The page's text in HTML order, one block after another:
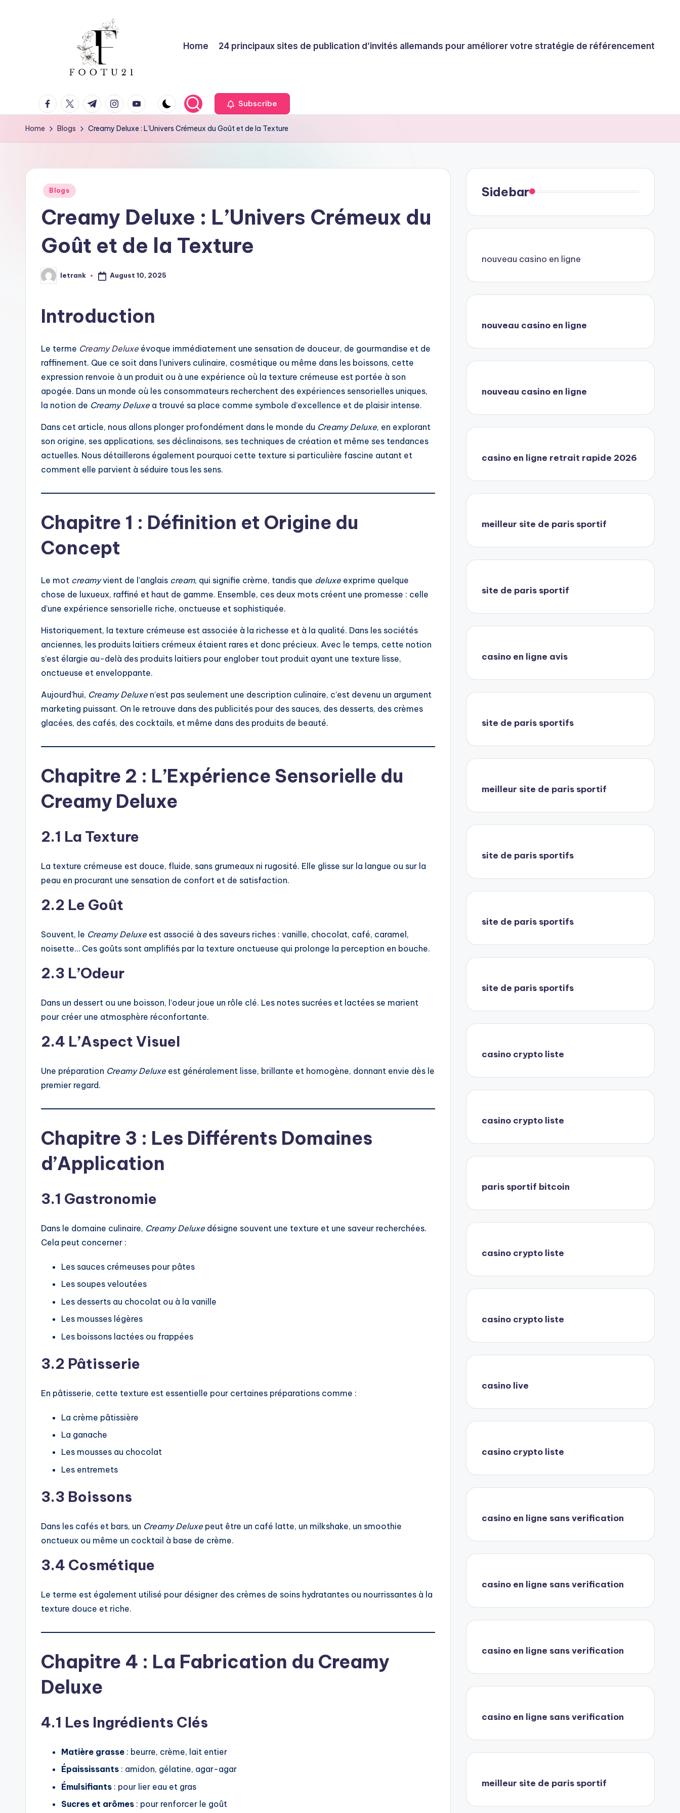
o
o
u
Home 24 principaux sites de publication d’invités allemands pour améliorer votre stratégie de référencement
facebook.com
twitter.com
t.me instagram.com
youtube.com Subscribe
Home Blogs Creamy Deluxe : L’Univers Crémeux du Goût et de la Texture
Posted
Blogs
Creamy Deluxe : L’Univers Crémeux du
Goût et de la Texture
Posted
by
letrank August 10, 2025
Introduction
Le terme Creamy Deluxe évoque immédiatement une sensation de douceur, de gourmandise et de
raffinement. Que ce soit dans l’univers culinaire, cosmétique ou même dans les boissons, cette
expression renvoie à un produit ou à une expérience où la texture crémeuse est portée à son
apogée. Dans un monde où les consommateurs recherchent des expériences sensorielles uniques,
la notion de Creamy Deluxe a trouvé sa place comme symbole d’excellence et de plaisir intense.
Dans cet article, nous allons plonger profondément dans le monde du Creamy Deluxe, en explorant
son origine, ses applications, ses déclinaisons, ses techniques de création et même ses tendances
actuelles. Nous détaillerons également pourquoi cette texture si particulière fascine autant et
comment elle parvient à séduire tous les sens.
Chapitre 1 : Définition et Origine du
Concept
Le mot creamyvient de l’anglais cream, qui signifie crème, tandis que deluxe exprime quelque
chose de luxueux, raffiné et haut de gamme. Ensemble, ces deux mots créent une promesse : celle
d’une expérience sensorielle riche, onctueuse et sophistiquée.
Historiquement, la texture crémeuse est associée à la richesse et à la qualité. Dans les sociétés
anciennes, les produits laitiers crémeux étaient rares et donc précieux. Avec le temps, cette notion
s’est élargie au-delà des produits laitiers pour englober tout produit ayant une texture lisse,
onctueuse et enveloppante.
Aujourd’hui, Creamy Deluxe n’est pas seulement une description culinaire, c’est devenu un argument
marketing puissant. On le retrouve dans des publicités pour des sauces, des desserts, des crèmes
glacées, des cafés, des cocktails, et même dans des produits de beauté.
Chapitre 2 : L’Expérience Sensorielle du
Creamy Deluxe
2.1 La Texture
La texture crémeuse est douce, fluide, sans grumeaux ni rugosité. Elle glisse sur la langue ou sur la
peau en procurant une sensation de confort et de satisfaction.
2.2 Le Goût
Souvent, le Creamy Deluxe est associé à des saveurs riches : vanille, chocolat, café, caramel,
noisette… Ces goûts sont amplifiés par la texture onctueuse qui prolonge la perception en bouche.
2.3 L’Odeur
Dans un dessert ou une boisson, l’odeur joue un rôle clé. Les notes sucrées et lactées se marient
pour créer une atmosphère réconfortante.
2.4 L’Aspect Visuel
Une préparation Creamy Deluxe est généralement lisse, brillante et homogène, donnant envie dès le
premier regard.
Chapitre 3 : Les Différents Domaines
d’Application
3.1 Gastronomie
Dans le domaine culinaire, Creamy Deluxe désigne souvent une texture et une saveur recherchées.
Cela peut concerner :
Les sauces crémeuses pour pâtes
Les soupes veloutées
Les desserts au chocolat ou à la vanille
Les mousses légères
Les boissons lactées ou frappées
3.2 Pâtisserie
En pâtisserie, cette texture est essentielle pour certaines préparations comme :
La crème pâtissière
La ganache
Les mousses au chocolat
Les entremets
3.3 Boissons
Dans les cafés et bars, un Creamy Deluxe peut être un café latte, un milkshake, un smoothie
onctueux ou même un cocktail à base de crème.
3.4 Cosmétique
Le terme est également utilisé pour désigner des crèmes de soins hydratantes ou nourrissantes à la
texture douce et riche.
Chapitre 4 : La Fabrication du Creamy
Deluxe
4.1 Les Ingrédients Clés
Matière grasse : beurre, crème, lait entier
Épaississants : amidon, gélatine, agar-agar
Émulsifiants : pour lier eau et gras
Sucres et arômes : pour renforcer le goût
Sidebar
nouveau casino en ligne
nouveau casino en ligne
nouveau casino en ligne
casino en ligne retrait rapide 2026
meilleur site de paris sportif
site de paris sportif
casino en ligne avis
site de paris sportifs
meilleur site de paris sportif
site de paris sportifs
site de paris sportifs
site de paris sportifs
casino crypto liste
casino crypto liste
paris sportif bitcoin
casino crypto liste
casino crypto liste
casino live
casino crypto liste
casino en ligne sans verification
casino en ligne sans verification
casino en ligne sans verification
casino en ligne sans verification
meilleur site de paris sportif